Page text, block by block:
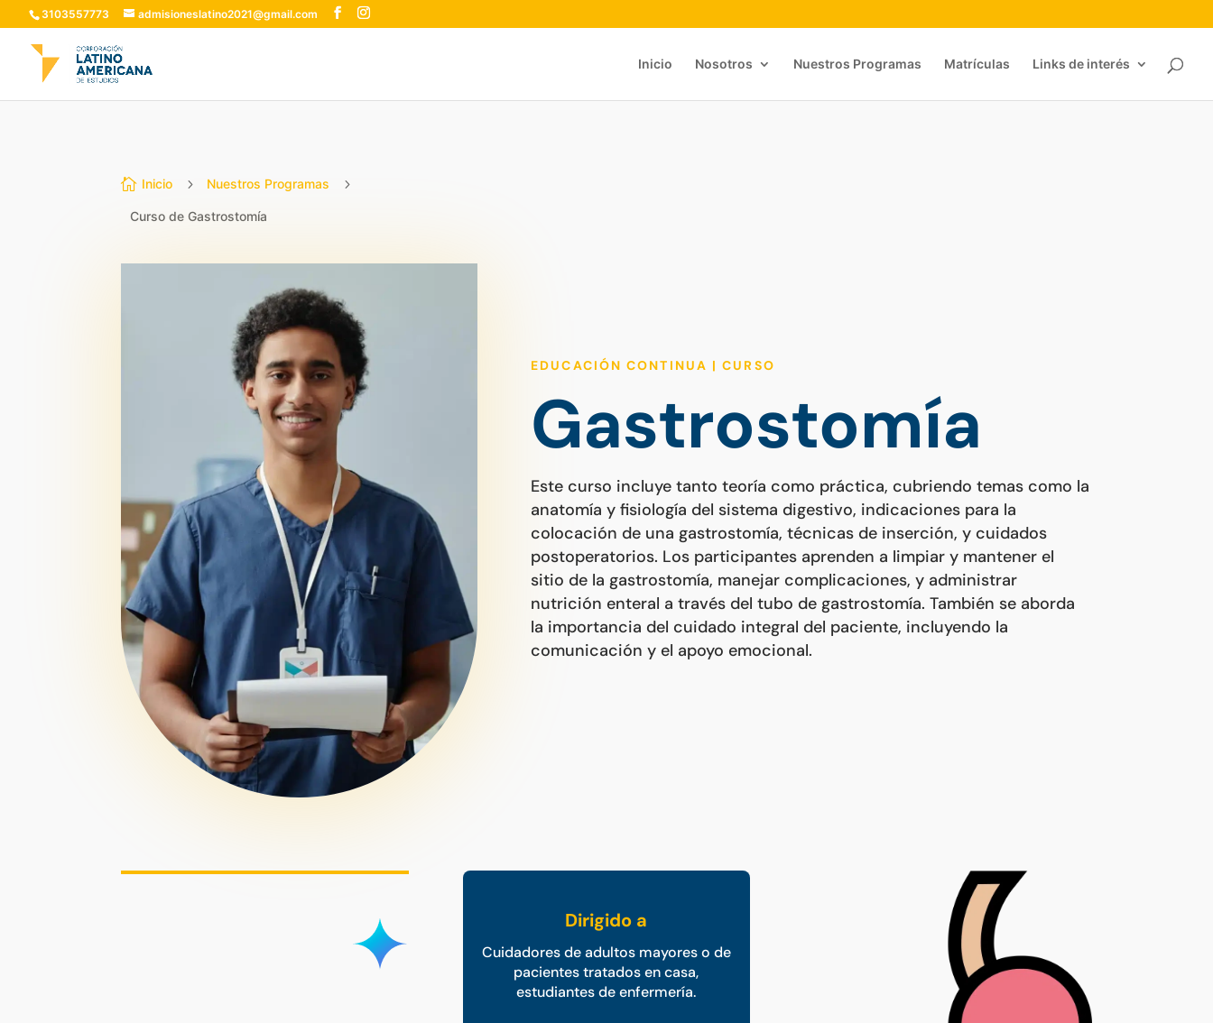
3103557773 admisioneslatino2021@gmail.com
Inicio Nosotros Nuestros Programas Matrículas Links de interés
 Inicio 5 Nuestros Programas 5
Curso de Gastrostomía
EDUCACIÓN CONTINUA | CURSO
Gastrostomía
Este curso incluye tanto teoría como práctica, cubriendo temas como la
anatomía y fisiología del sistema digestivo, indicaciones para la
colocación de una gastrostomía, técnicas de inserción, y cuidados
postoperatorios. Los participantes aprenden a limpiar y mantener el
sitio de la gastrostomía, manejar complicaciones, y administrar
nutrición enteral a través del tubo de gastrostomía. También se aborda
la importancia del cuidado integral del paciente, incluyendo la
comunicación y el apoyo emocional.
Dirigido a
Cuidadores de adultos mayores o de
pacientes tratados en casa,
estudiantes de enfermería.